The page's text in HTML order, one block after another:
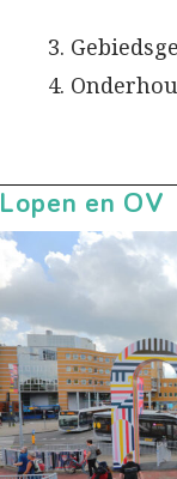
Lopen en OV